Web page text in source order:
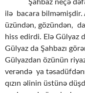
Şahbaz neçə dəfə
ilə bacara bilməmişdir.
üzündən, gözündən,
hiss edirdi. Elə
Gülyaz da Şahbazı
Gülyazdan özünün
verəndə ya
qızın əlinin üstünə